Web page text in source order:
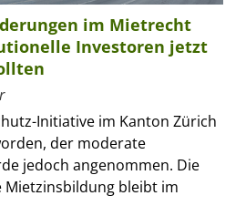
im Mietrecht
Investoren jetzt
Initiative im Kanton Zürich
der moderate
jedoch angenommen. Die
bleibt im